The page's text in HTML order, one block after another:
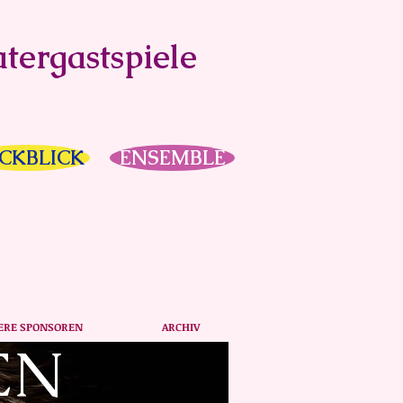
ENSEMBLE
SPONSOREN ARCHIV